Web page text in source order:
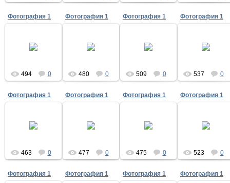
Фотография 1
12.05.2020
494 0
Фотография 1
12.05.2020
480 0
Фотография 1
12.05.2020
509 0
Фотография 1
12.05.2020
537 0
Фотография 1
12.05.2020
463 0
Фотография 1
12.05.2020
477 0
Фотография 1
12.05.2020
475 0
Фотография 1
12.05.2020
523 0
Фотография 1 Фотография 1 Фотография 1 Фотография 1